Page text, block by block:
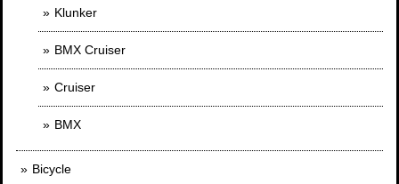
Klunker
BMX Cruiser
Cruiser
BMX
Bicycle